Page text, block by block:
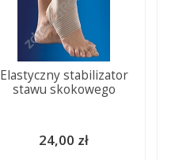
Elastyczny stabilizator
stawu skokowego
24,00 zł